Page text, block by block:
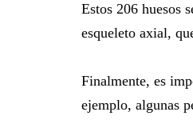
Estos 206 huesos
esqueleto axial,
Finalmente, es
ejemplo, algunas